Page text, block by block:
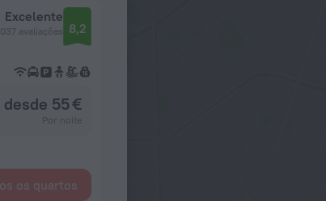
Excelente
avaliações 8,2
desde 55 €
os quartos